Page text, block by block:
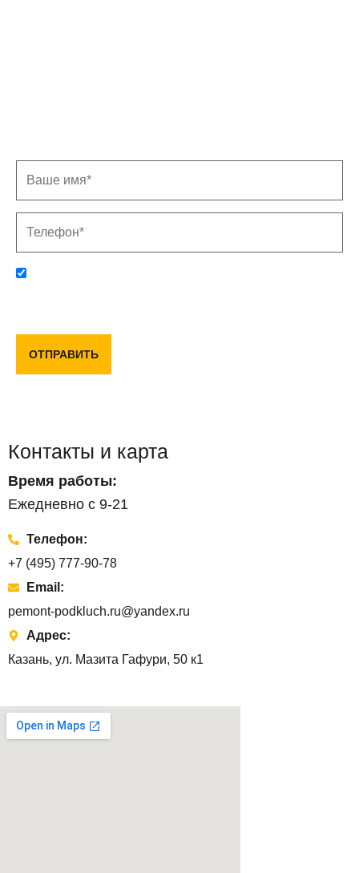
ОТПРАВИТЬ
Контакты и карта
Время работы:
Ежедневно с 9-21
Телефон:
+7 (495) 777-90-78
Email:
pemont-podkluch.ru@yandex.ru
Адрес:
Казань, ул. Мазита Гафури, 50 к1